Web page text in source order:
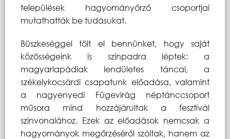
települések hagyományőrző csoportjai
mutathatták be tudásukat.
Büszkeséggel tölt el bennünket, hogy saját
közösségeink is színpadra léptek: a
magyarlapádiak lendületes táncai, a
székelykocsárdi csapatunk előadása, valamint
a nagyenyedi Fügevirág néptánccsoport
műsora mind hozzájárultak a fesztivál
színvonalához. Ezek az előadások nemcsak a
hagyományok megőrzéséről szóltak, hanem az